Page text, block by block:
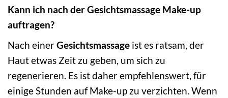
Kann ich nach der Gesichtsmassage Make-up
auftragen?
Nach einerGesichtsmassage ist es ratsam, der
Haut etwas Zeit zu geben, um sich zu
regenerieren. Es ist daher empfehlenswert, für
einige Stunden auf Make-up zu verzichten. Wenn